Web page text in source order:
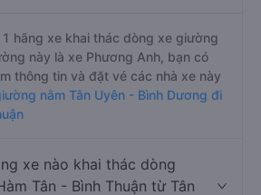
hãng xe khai thác dòng xe giường
này là xe Phương Anh, bạn có
thông tin và đặt vé các nhà xe này
nằm Tân Uyên - Bình Dương đi
xe nào khai thác dòng
Tân - Bình Thuận từ Tân